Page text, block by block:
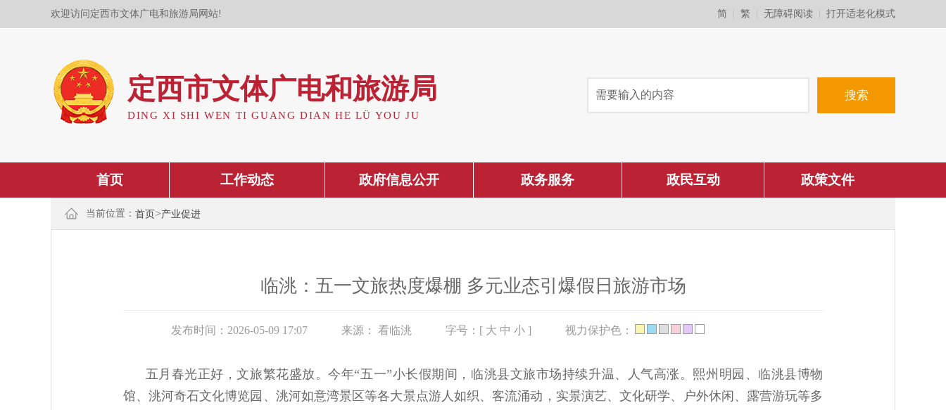
欢迎访问定西市文体广电和旅游局网站! 简 繁 无障碍阅读 打开适老化模式
定西市文体广电和旅游局
DING XI SHI WEN TI GUANG DIAN HE LÜ YOU JU
首页 工作动态 政府信息公开 政务服务 政民互动 政策文件
当前位置： 首页>产业促进
临洮：五一文旅热度爆棚 多元业态引爆假日旅游市场
发布时间：2026-05-09 17:07 来源： 看临洮 字号：[ 大 中 小 ] 视力保护色：
五月春光正好，文旅繁花盛放。今年“五一”小长假期间，临洮县文旅市场持续升温、人气高涨。熙州明园、临洮县博物
馆、洮河奇石文化博览园、洮河如意湾景区等各大景点游人如织、客流涌动，实景演艺、文化研学、户外休闲、露营游玩等多